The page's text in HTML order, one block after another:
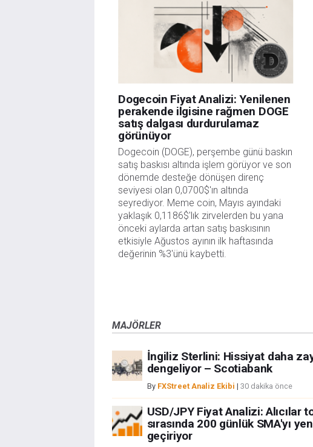
Dogecoin Fiyat Analizi: Yenilenen
perakende ilgisine rağmen DOGE
satış dalgası durdurulamaz
görünüyor
Dogecoin (DOGE), perşembe günü baskın
satış baskısı altında işlem görüyor ve son
dönemde desteğe dönüşen direnç
seviyesi olan 0,0700$'ın altında
seyrediyor. Meme coin, Mayıs ayındaki
yaklaşık 0,1186$'lık zirvelerden bu yana
önceki aylarda artan satış baskısının
etkisiyle Ağustos ayının ilk haftasında
değerinin %3'ünü kaybetti.
MAJÖRLER
İngiliz Sterlini: Hissiyat daha
dengeliyor – Scotiabank
By FXStreet Analiz Ekibi | 30 dakika önce
USD/JPY Fiyat Analizi: Alıcılar
sırasında 200 günlük SMA'yı
geçiriyor